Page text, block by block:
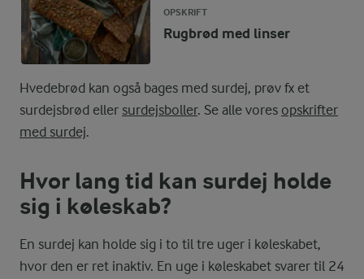
OPSKRIFT
Rugbrød med linser
Hvedebrød kan også bages med surdej, prøv fx et
surdejsbrød eller surdejsboller. Se alle vores opskrifter
med surdej.
Hvor lang tid kan surdej holde
sig i køleskab?
En surdej kan holde sig i to til tre uger i køleskabet,
hvor den er ret inaktiv. En uge i køleskabet svarer til 24